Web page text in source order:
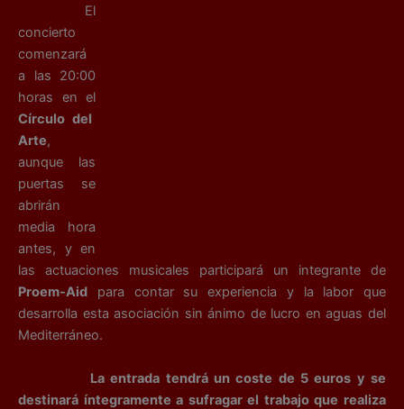
El
concierto
comenzará
a las 20:00
horas en el
Círculo del
Arte,
aunque las
puertas se
abrirán
media hora
antes, y en
las actuaciones musicales participará un integrante de
Proem-Aid para contar su experiencia y la labor que
desarrolla esta asociación sin ánimo de lucro en aguas del
Mediterráneo.
La entrada tendrá un coste de 5 euros y se
destinará íntegramente a sufragar el trabajo que realiza